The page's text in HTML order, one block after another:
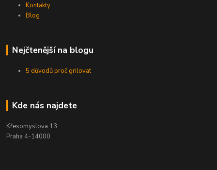
Kontakty
Blog
Nejčtenější na blogu
5 důvodů proč grilovat
Kde nás najdete
Křesomyslova 13
Praha 4-14000